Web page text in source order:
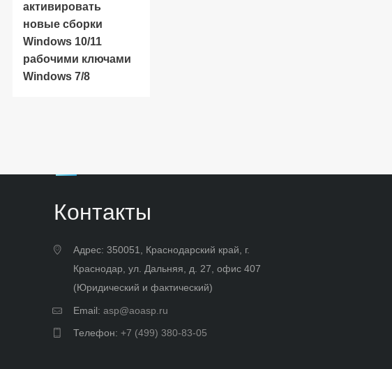
активировать
новые сборки
Windows 10/11
рабочими ключами
Windows 7/8
Контакты
Адрес: 350051, Краснодарский край, г.
Краснодар, ул. Дальняя, д. 27, офис 407
(Юридический и фактический)
Email: asp@aoasp.ru
Телефон: +7 (499) 380-83-05